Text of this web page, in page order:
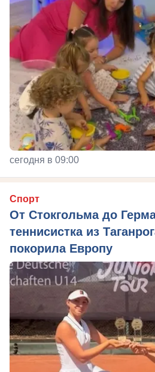
сегодня в 09:00
Спорт
От Стокгольма до
теннисистка из
покорила Европу